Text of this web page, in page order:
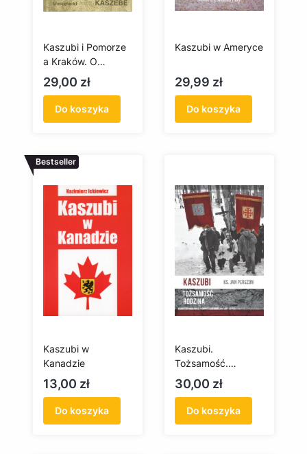
Kaszubi i Pomorze
a Kraków. O
zainteresowaniach
sprawami
kaszubsko-
pomorskimi w
Umiejętności
Cena
29,00 zł
Do koszyka
Kaszubi w Ameryce
Cena
29,99 zł
Do koszyka
Bestseller
Kaszubi w
Kanadzie
Cena
13,00 zł
Do koszyka
Kaszubi.
Tożsamość.
Rodzina
Cena
30,00 zł
Do koszyka